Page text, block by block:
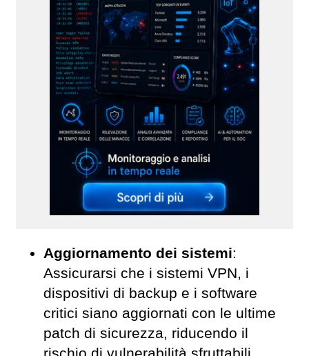
Aggiornamento dei sistemi:
Assicurarsi che i sistemi VPN, i
dispositivi di backup e i software
critici siano aggiornati con le ultime
patch di sicurezza, riducendo il